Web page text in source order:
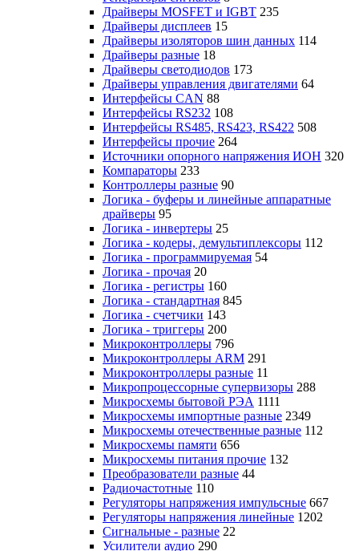
Драйверы MOSFET и IGBT 235
Драйверы дисплеев 15
Драйверы изоляторов шин данных 114
Драйверы разные 18
Драйверы светодиодов 173
Драйверы управления двигателями 64
Интерфейсы CAN 88
Интерфейсы RS232 108
Интерфейсы RS485, RS423, RS422 508
Интерфейсы прочие 264
Источники опорного напряжения ИОН 320
Компараторы 233
Контроллеры разные 90
Логика - буферы и линейные аппаратные
драйверы 95
Логика - инвертеры 25
Логика - кодеры, демультиплексоры 112
Логика - программируемая 54
Логика - прочая 20
Логика - регистры 160
Логика - стандартная 845
Логика - счетчики 143
Логика - триггеры 200
Микроконтроллеры 796
Микроконтроллеры ARM 291
Микроконтроллеры разные 11
Микропроцессорные супервизоры 288
Микросхемы бытовой РЭА 1111
Микросхемы импортные разные 2349
Микросхемы отечественные разные 112
Микросхемы памяти 656
Микросхемы питания прочие 132
Преобразователи разные 44
Радиочастотные 110
Регуляторы напряжения импульсные 667
Регуляторы напряжения линейные 1202
Сигнальные - разные 22
Усилители аудио 290